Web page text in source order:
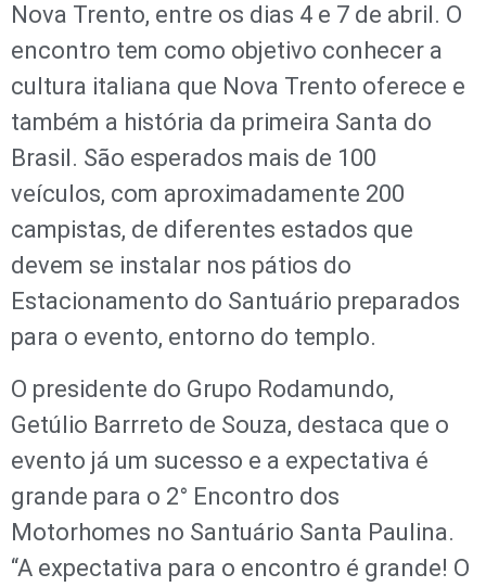
Nova Trento, entre os dias 4 e 7 de abril. O
encontro tem como objetivo conhecer a
cultura italiana que Nova Trento oferece e
também a história da primeira Santa do
Brasil. São esperados mais de 100
veículos, com aproximadamente 200
campistas, de diferentes estados que
devem se instalar nos pátios do
Estacionamento do Santuário preparados
para o evento, entorno do templo.
O presidente do Grupo Rodamundo,
Getúlio Barrreto de Souza, destaca que o
evento já um sucesso e a expectativa é
grande para o 2° Encontro dos
Motorhomes no Santuário Santa Paulina.
“A expectativa para o encontro é grande! O